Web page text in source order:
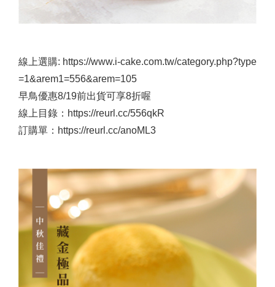
線上選購: https://www.i-cake.com.tw/category.php?type
=1&arem1=556&arem=105
早鳥優惠8/19前出貨可享8折喔
線上目錄：https://reurl.cc/556qkR
訂購單：https://reurl.cc/anoML3